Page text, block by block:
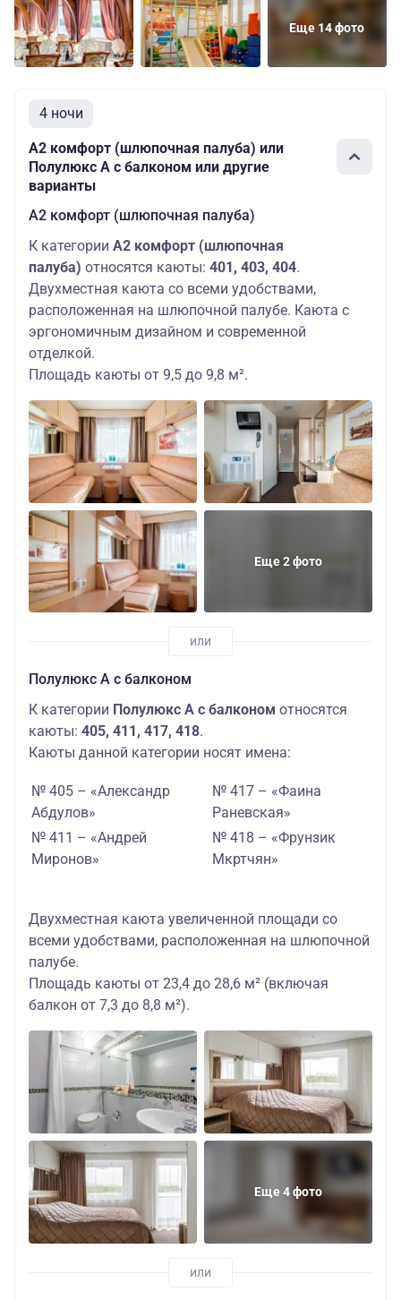
Шлюпочная
палуба
А2 комфорт
(шлюпочная
палуба)
Основных
мест: 2
63990
палуба
Еще 14 фото
4 ночи
А2 комфорт (шлюпочная палуба) или
Полулюкс А с балконом или другие
варианты
А2 комфорт (шлюпочная палуба)
К категории А2 комфорт (шлюпочная
палуба) относятся каюты: 401, 403, 404.
Двухместная каюта со всеми удобствами,
расположенная на шлюпочной палубе. Каюта с
эргономичным дизайном и современной
отделкой.
Площадь каюты от 9,5 до 9,8 м².
Еще 2 фото
Полулюкс А с балконом
К категории Полулюкс А с балконом относятся
каюты: 405, 411, 417, 418.
Каюты данной категории носят имена:
№ 405 – «Александр
Абдулов»
№ 417 – «Фаина
Раневская»
№ 411 – «Андрей
Миронов»
№ 418 – «Фрунзик
Мкртчян»
Двухместная каюта увеличенной площади со
всеми удобствами, расположенная на шлюпочной
палубе.
Площадь каюты от 23,4 до 28,6 м² (включая
балкон от 7,3 до 8,8 м²).
Еще 4 фото